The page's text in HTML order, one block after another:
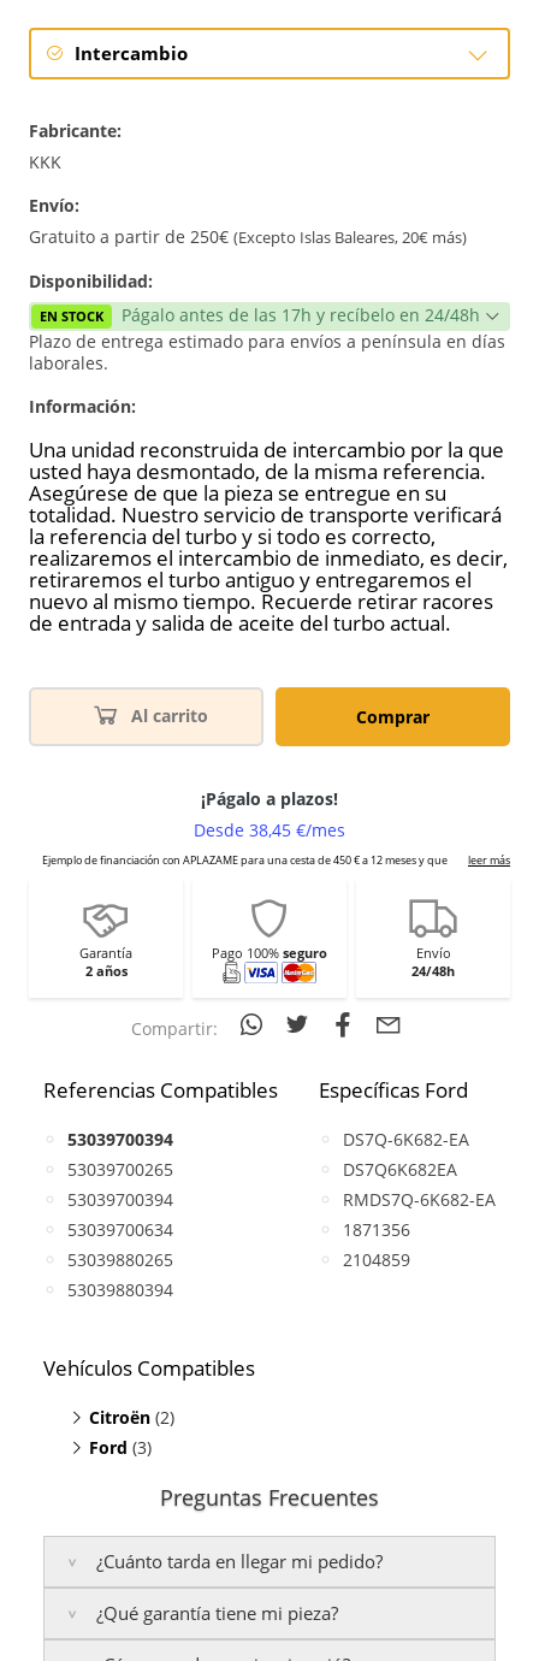
Intercambio
Fabricante:
KKK
Envío:
Gratuito a partir de 250€ (Excepto Islas Baleares, 20€ más)
Disponibilidad:
EN STOCK
Págalo antes de las 17h y recíbelo en 24/48h
Plazo de entrega estimado para envíos a península en días
laborales.
Información:
Una unidad reconstruida de intercambio por la que
usted haya desmontado, de la misma referencia.
Asegúrese de que la pieza se entregue en su
totalidad. Nuestro servicio de transporte verificará
la referencia del turbo y si todo es correcto,
realizaremos el intercambio de inmediato, es decir,
retiraremos el turbo antiguo y entregaremos el
nuevo al mismo tiempo. Recuerde retirar racores
de entrada y salida de aceite del turbo actual.
Al carrito Comprar
Garantía
2 años
Pago 100% seguro
Envío
24/48h
Compartir:
Referencias Compatibles
53039700394
53039700265
53039700394
53039700634
53039880265
53039880394
Específicas Ford
DS7Q-6K682-EA
DS7Q6K682EA
RMDS7Q-6K682-EA
1871356
2104859
Vehículos Compatibles
Citroën (2)
C4 2.0 HDI
Ford (3)
Mondeo V 2.0 TDCi(motor DW10FC)
Mondeo V 2.0 TDCi(motor DW10FC)
Preguntas Frecuentes
¿Cuánto tarda en llegar mi pedido?
Península: Entregamos en un plazo estimado de
a 48 horas laborables, si realizas tu pedido antes de
¿Qué garantía tiene mi pieza?